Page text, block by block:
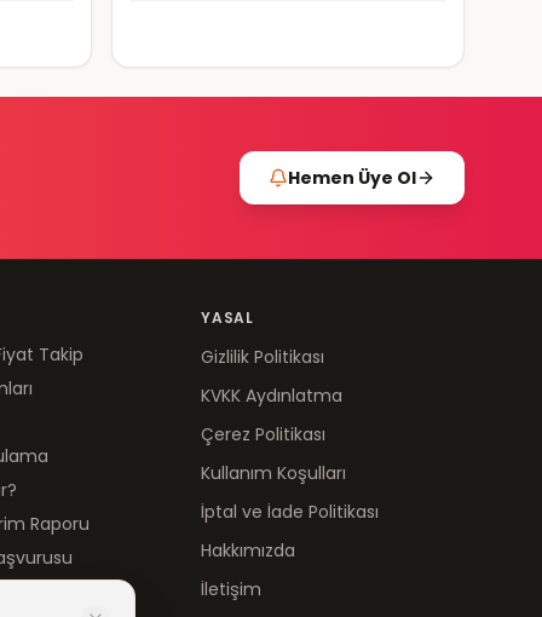
Hemen Üye Ol
Takip
Raporu
YASAL
Gizlilik Politikası
KVKK Aydınlatma
Çerez Politikası
Kullanım Koşulları
İptal ve İade Politikası
Hakkımızda
İletişim